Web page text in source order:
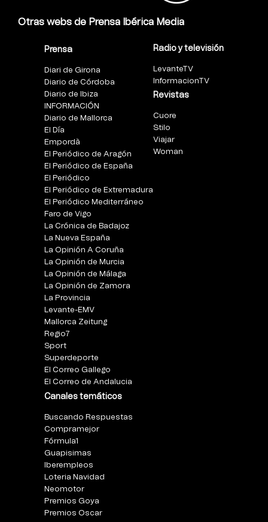
Otras webs de Prensa Ibérica Media
Prensa
Diari de Girona
Diario de Córdoba
Diario de Ibiza
INFORMACIÓN
Diario de Mallorca
El Día
Empordà
El Periódico de Aragón
El Periódico de España
El Periódico
El Periódico de Extremadura
El Periódico Mediterráneo
Faro de Vigo
La Crónica de Badajoz
La Nueva España
La Opinión A Coruña
La Opinión de Murcia
La Opinión de Málaga
La Opinión de Zamora
La Provincia
Levante-EMV
Mallorca Zeitung
Regio7
Sport
Superdeporte
El Correo Gallego
El Correo de Andalucia
Canales temáticos
Buscando Respuestas
Compramejor
Fórmula1
Guapisimas
Iberempleos
Loteria Navidad
Neomotor
Premios Goya
Premios Oscar
Radio y televisión
LevanteTV
InformacionTV
Revistas
Cuore
Stilo
Viajar
Woman